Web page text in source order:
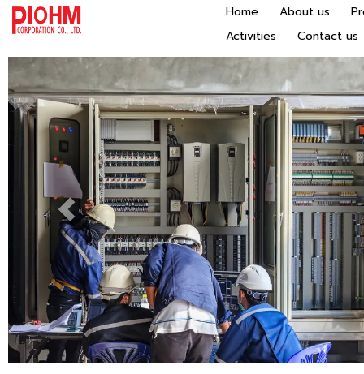
Home About us
Activities
Contact us